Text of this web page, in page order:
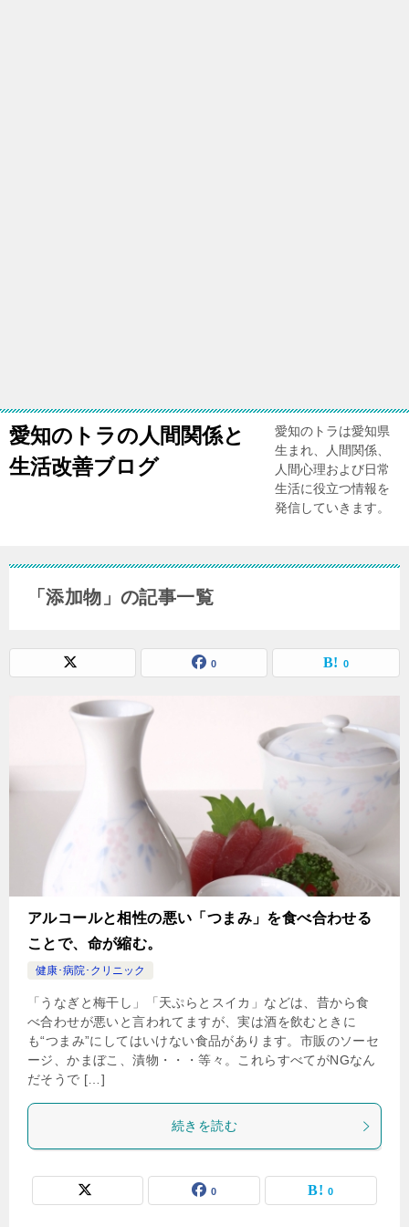
愛知のトラの人間関係と
生活改善ブログ
愛知のトラは愛知県
生まれ、人間関係、
人間心理および日常
生活に役立つ情報を
発信していきます。
「添加物」の記事一覧
0 0
アルコールと相性の悪い「つまみ」を食べ合わせる
ことで、命が縮む。
健康･病院･クリニック
「うなぎと梅干し」「天ぷらとスイカ」などは、昔から食
べ合わせが悪いと言われてますが、実は酒を飲むときに
も“つまみ”にしてはいけない食品があります。市販のソーセ
ージ、かまぼこ、漬物・・・等々。これらすべてがNGなん
だそうで […]
続きを読む
0 0